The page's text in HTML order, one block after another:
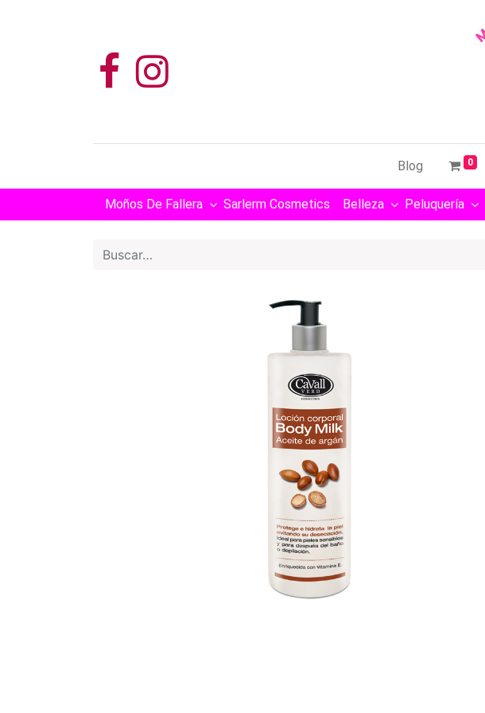
Blog 0
Moños De Fallera Sarlerm Cosmetics Belleza Peluquería